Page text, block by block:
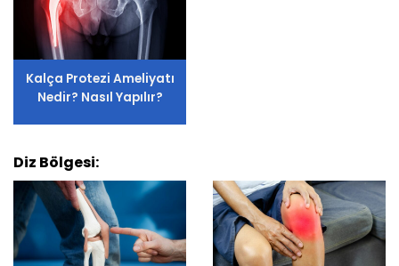
Kalça Protezi Ameliyatı
Nedir? Nasıl Yapılır?
Diz Bölgesi: